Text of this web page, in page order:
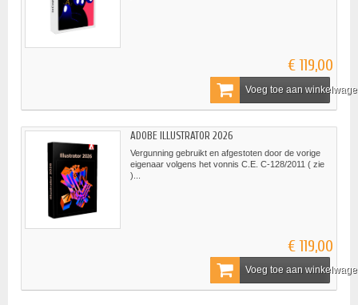
€ 119,00
Voeg toe aan
ADOBE ILLUSTRATOR 2026
Vergunning gebruikt en afgestoten door de vorige
eigenaar volgens het vonnis C.E. C-128/2011 ( zie
)...
€ 119,00
Voeg toe aan